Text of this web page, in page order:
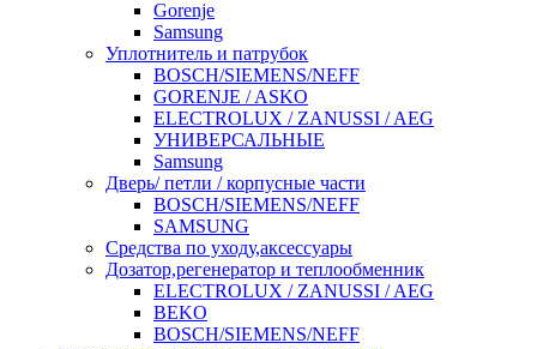
Gorenje
Samsung
Уплотнитель и патрубок
BOSCH/SIEMENS/NEFF
GORENJE / ASKO
ELECTROLUX / ZANUSSI / AEG
УНИВЕРСАЛЬНЫЕ
Samsung
Дверь/ петли / корпусные части
BOSCH/SIEMENS/NEFF
SAMSUNG
Средства по уходу,аксессуары
Дозатор,регенератор и теплообменник
ELECTROLUX / ZANUSSI / AEG
BEKO
BOSCH/SIEMENS/NEFF